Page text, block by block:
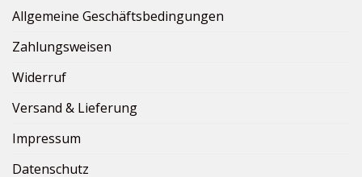
Allgemeine Geschäftsbedingungen
Zahlungsweisen
Widerruf
Versand & Lieferung
Impressum
Datenschutz